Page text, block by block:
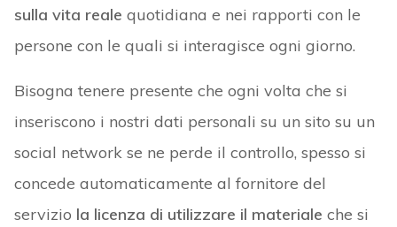
sulla vita reale quotidiana e nei rapporti con le
persone con le quali si interagisce ogni giorno.
Bisogna tenere presente che ogni volta che si
inseriscono i nostri dati personali su un sito su un
social network se ne perde il controllo, spesso si
concede automaticamente al fornitore del
servizio la licenza di utilizzare il materiale che si